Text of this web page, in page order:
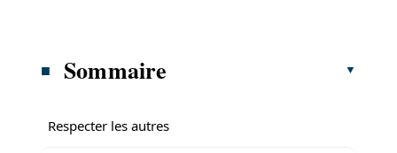
Sommaire
Respecter les autres